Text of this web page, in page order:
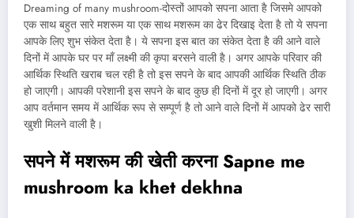
Dreaming of many mushroom-दोस्तों आपको सपना आता है जिसमे आपको
एक साथ बहुत सारे मशरूम या एक साथ मशरूम का ढेर दिखाइ देता है तो ये सपना
आपके लिए शुभ संकेत देता है। ये सपना इस बात का संकेत देता है की आने वाले
दिनों में आपके घर पर माँ लक्ष्मी की कृपा बरसने वाली है। अगर आपके परिवार की
आर्थिक स्थिति खराब चल रही है तो इस सपने के बाद आपकी आर्थिक स्थिति ठीक
हो जाएगी। आपकी परेशानी इस सपने के बाद कुछ ही दिनों में दूर हो जाएगी। अगर
आप वर्तमान समय में आर्थिक रूप से सम्पूर्ण है तो आने वाले दिनों में आपको ढेर सारी
खुशी मिलने वाली है।
सपने में मशरूम की खेती करनाSapne me
mushroom ka khet dekhna